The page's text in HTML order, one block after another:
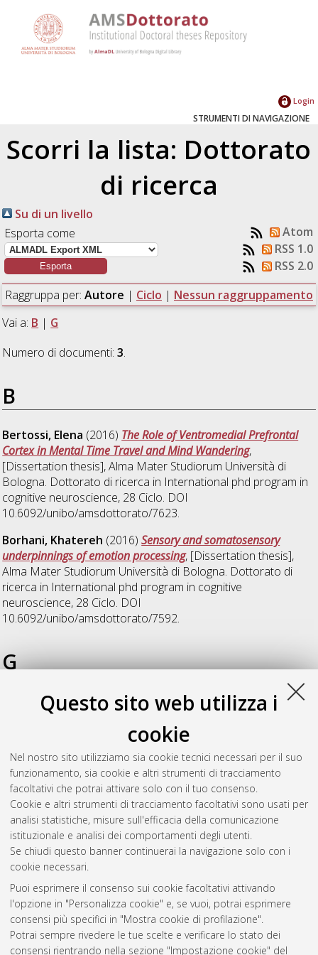
Questo sito web utilizza i
cookie
Nel nostro sito utilizziamo sia cookie tecnici necessari per il suo
funzionamento, sia cookie e altri strumenti di tracciamento
facoltativi che potrai attivare solo con il tuo consenso.
Cookie e altri strumenti di tracciamento facoltativi sono usati per
analisi statistiche, misure sull'efficacia della comunicazione
istituzionale e analisi dei comportamenti degli utenti.
Se chiudi questo banner continuerai la navigazione solo con i
cookie necessari.
Puoi esprimere il consenso sui cookie facoltativi attivando
l'opzione in "Personalizza cookie" e, se vuoi, potrai esprimere
consensi più specifici in "Mostra cookie di profilazione".
Potrai sempre rivedere le tue scelte e verificare lo stato dei
consensi rientrando nella sezione "Impostazione cookie" del
Login
STRUMENTI DI NAVIGAZIONE
Scorri la lista: Dottorato
di ricerca
Su di un livello
Esporta come
Atom
RSS 1.0
RSS 2.0
Raggruppa per: Autore | Ciclo | Nessun raggruppamento
Vai a: B | G
Numero di documenti:3.
B
Bertossi, Elena (2016) The Role of Ventromedial Prefrontal
Cortex in Mental Time Travel and Mind Wandering,
[Dissertation thesis], Alma Mater Studiorum Università di
Bologna. Dottorato di ricerca in International phd program in
cognitive neuroscience, 28 Ciclo. DOI
10.6092/unibo/amsdottorato/7623.
Borhani, Khatereh (2016)Sensory and somatosensory
underpinnings of emotion processing, [Dissertation thesis],
Alma Mater Studiorum Università di Bologna. Dottorato di
ricerca in International phd program in cognitive
neuroscience, 28 Ciclo. DOI
10.6092/unibo/amsdottorato/7592.
G
Garofalo, Sara(2016)Adaptive and Maladaptive Implications
of Reinforcement Learning Processes: Fronto-Striatal Loops
and Behavioural Correlates, [Dissertation thesis], Alma Mater
Studiorum Università di Bologna. Dottorato di ricerca in
International phd program in cognitive neuroscience, 28 Ciclo.
DOI 10.6092/unibo/amsdottorato/7596.
Questa lista e' stata generata il Thu Aug 6 20:41:08 2026
Atom
Rss 1.0
Rss 2.0